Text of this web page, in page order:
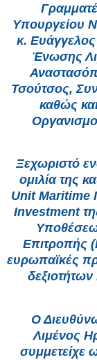
Υπουργείου
κ.
Ένωσης
Τσούτσος,
καθώς
Ξεχωριστό
ομιλία της
Unit Maritime
Investment
Επιτροπής
ευρωπαϊκές
δεξιοτήτων
Ο
Λιμένος
συμμετείχε